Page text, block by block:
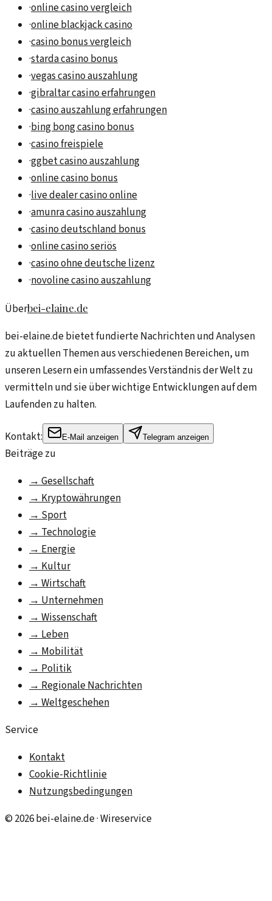
·online casino vergleich
·online blackjack casino
·casino bonus vergleich
·starda casino bonus
·vegas casino auszahlung
·gibraltar casino erfahrungen
·casino auszahlung erfahrungen
·bing bong casino bonus
·casino freispiele
·ggbet casino auszahlung
·online casino bonus
·live dealer casino online
·amunra casino auszahlung
·casino deutschland bonus
·online casino seriös
·casino ohne deutsche lizenz
·novoline casino auszahlung
Überbei-elaine.de
bei-elaine.de bietet fundierte Nachrichten und Analysen
zu aktuellen Themen aus verschiedenen Bereichen, um
unseren Lesern ein umfassendes Verständnis der Welt zu
vermitteln und sie über wichtige Entwicklungen auf dem
Laufenden zu halten.
Kontakt: E-Mail anzeigen Telegram anzeigen
Beiträge zu
→Gesellschaft
→Kryptowährungen
→Sport
→Technologie
→Energie
→Kultur
→Wirtschaft
→Unternehmen
→Wissenschaft
→Leben
→Mobilität
→Politik
→Regionale Nachrichten
→Weltgeschehen
Service
Kontakt
Cookie-Richtlinie
Nutzungsbedingungen
© 2026bei-elaine.de· Wireservice